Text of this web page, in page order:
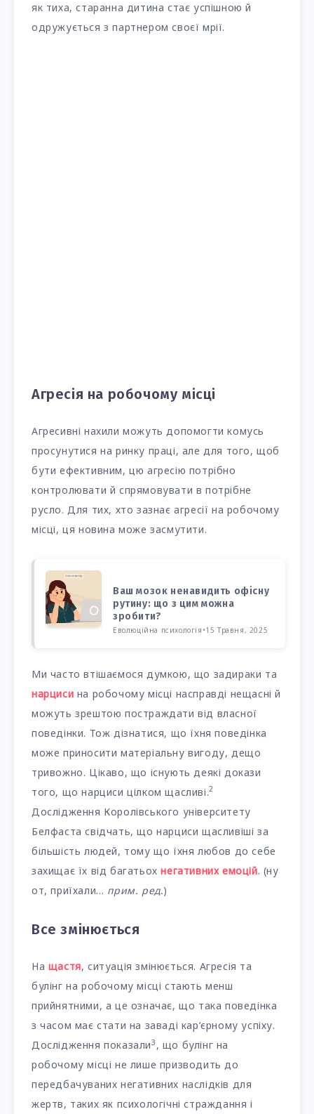
як тиха, старанна дитина стає успішною й
одружується з партнером своєї мрії.
Агресія на робочому місці
Агресивні нахили можуть допомогти комусь
просунутися на ринку праці, але для того, щоб
бути ефективним, цю агресію потрібно
контролювати й спрямовувати в потрібне
русло. Для тих, хто зазнає агресії на робочому
місці, ця новина може засмутити.
Ваш мозок ненавидить офісну
рутину: що з цим можна
зробити?
Еволюційна психологія •15 Травня, 2025
Ми часто втішаємося думкою, що задираки та
нарциси на робочому місці насправді нещасні й
можуть зрештою постраждати від власної
поведінки. Тож дізнатися, що їхня поведінка
може приносити матеріальну вигоду, дещо
тривожно. Цікаво, що існують деякі докази
того, що нарциси цілком щасливі.2
Дослідження Королівського університету
Белфаста свідчать, що нарциси щасливіші за
більшість людей, тому що їхня любов до себе
захищає їх від багатьохнегативних емоцій. (ну
от, приїхали… прим. ред.)
Все змінюється
На щастя, ситуація змінюється. Агресія та
булінг на робочому місці стають менш
прийнятними, а це означає, що така поведінка
з часом має стати на заваді кар’єрному успіху.
Дослідження показали3 , що булінг на
робочому місці не лише призводить до
передбачуваних негативних наслідків для
жертв, таких як психологічні страждання і